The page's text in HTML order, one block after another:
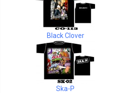
Black Clover
Ska-P